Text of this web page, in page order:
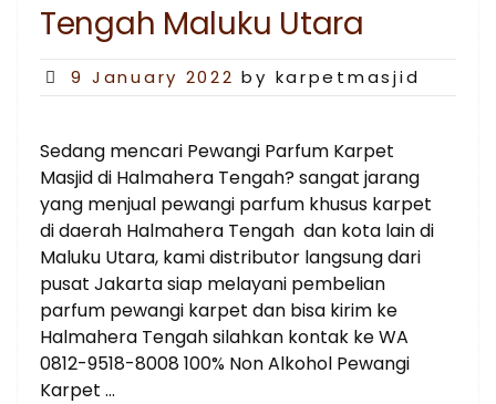
Tengah Maluku Utara
Posted
9 January 2022 by karpetmasjid
Sedang mencari Pewangi Parfum Karpet
Masjid di Halmahera Tengah? sangat jarang
yang menjual pewangi parfum khusus karpet
di daerah Halmahera Tengah dan kota lain di
Maluku Utara, kami distributor langsung dari
pusat Jakarta siap melayani pembelian
parfum pewangi karpet dan bisa kirim ke
Halmahera Tengah silahkan kontak ke WA
0812-9518-8008 100% Non Alkohol Pewangi
Karpet …